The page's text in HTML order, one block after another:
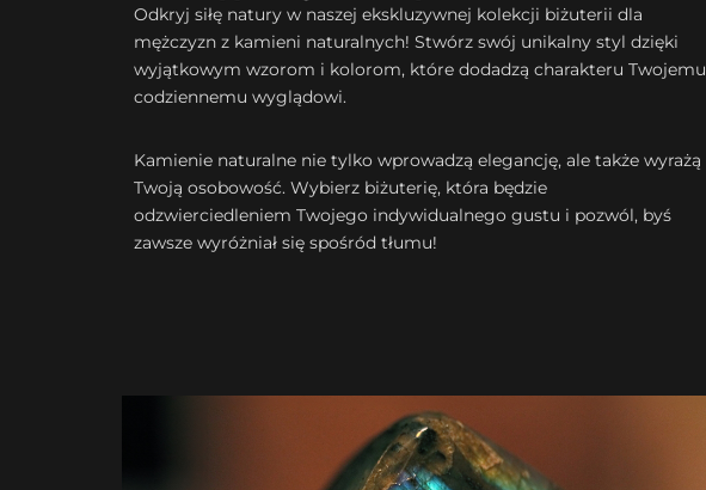
Odkryj siłę natury w naszej ekskluzywnej kolekcji biżuterii dla
mężczyzn z kamieni naturalnych! Stwórz swój unikalny styl dzięki
wyjątkowym wzorom i kolorom, które dodadzą charakteru Twojemu
codziennemu wyglądowi.
Kamienie naturalne nie tylko wprowadzą elegancję, ale także wyrażą
Twoją osobowość. Wybierz biżuterię, która będzie
odzwierciedleniem Twojego indywidualnego gustu i pozwól, byś
zawsze wyróżniał się spośród tłumu!